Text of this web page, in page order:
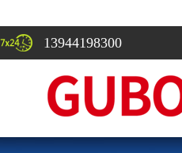
13944198300